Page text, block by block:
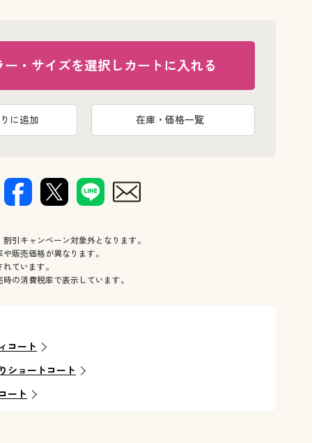
ー・サイズを選択しカートに入れる
に追加 在庫・価格一覧
引キャンペーン対象外となります。
販売価格が異なります。
ています。
の消費税率で表示しています。
コート
ショートコート
ート